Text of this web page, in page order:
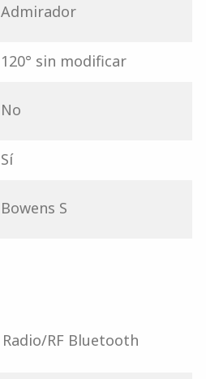
Admirador
120° sin modificar
No
Sí
Bowens S
Radio/RF Bluetooth